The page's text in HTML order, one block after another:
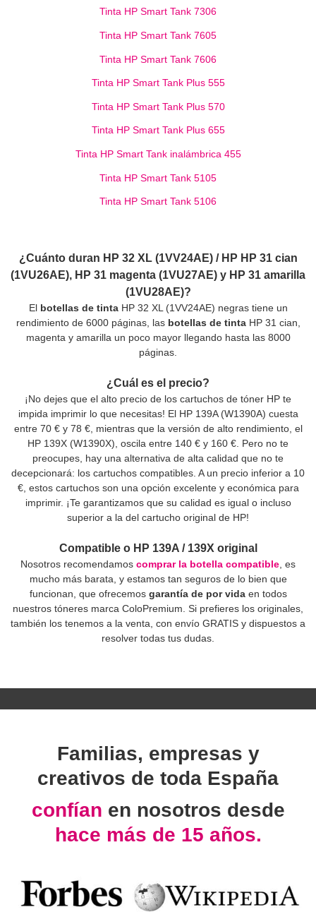
Tinta HP Smart Tank 7306
Tinta HP Smart Tank 7605
Tinta HP Smart Tank 7606
Tinta HP Smart Tank Plus 555
Tinta HP Smart Tank Plus 570
Tinta HP Smart Tank Plus 655
Tinta HP Smart Tank inalámbrica 455
Tinta HP Smart Tank 5105
Tinta HP Smart Tank 5106
¿Cuánto duran HP 32 XL (1VV24AE) / HP HP 31 cian
(1VU26AE), HP 31 magenta (1VU27AE) y HP 31 amarilla
(1VU28AE)?
El botellas de tinta HP 32 XL (1VV24AE) negras tiene un
rendimiento de 6000 páginas, las botellas de tinta HP 31 cian,
magenta y amarilla un poco mayor llegando hasta las 8000
páginas.
¿Cuál es el precio?
¡No dejes que el alto precio de los cartuchos de tóner HP te
impida imprimir lo que necesitas! El HP 139A (W1390A) cuesta
entre 70 € y 78 €, mientras que la versión de alto rendimiento, el
HP 139X (W1390X), oscila entre 140 € y 160 €. Pero no te
preocupes, hay una alternativa de alta calidad que no te
decepcionará: los cartuchos compatibles. A un precio inferior a 10
€, estos cartuchos son una opción excelente y económica para
imprimir. ¡Te garantizamos que su calidad es igual o incluso
superior a la del cartucho original de HP!
Compatible o HP 139A / 139X original
Nosotros recomendamos comprar la botella compatible , es
mucho más barata, y estamos tan seguros de lo bien que
funcionan, que ofrecemos garantía de por vidaen todos
nuestros tóneres marca ColoPremium. Si prefieres los originales,
también los tenemos a la venta, con envío GRATIS y dispuestos a
resolver todas tus dudas.
Familias, empresas y
creativos de toda España
confían en nosotros desde
hace más de 15 años.